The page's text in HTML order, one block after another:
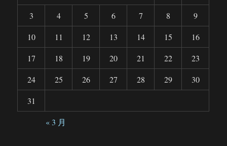
3
4 5 6 7 8
9
10
11 12 13 14 15
16
17
18 19 20 21 22
23
24
25 26 27 28 29
30
31
« 3 月